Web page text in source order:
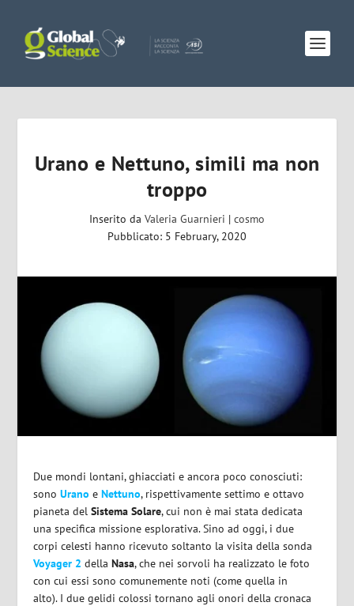
Urano e Nettuno, simili ma non
troppo
Inserito da Valeria Guarnieri | cosmo
Pubblicato: 5 February, 2020
Due mondi lontani, ghiacciati e ancora poco conosciuti:
sonoUrano eNettuno, rispettivamente settimo e ottavo
pianeta delSistema Solare, cui non è mai stata dedicata
una specifica missione esplorativa. Sino ad oggi, i due
corpi celesti hanno ricevuto soltanto la visita della sonda
Voyager 2 dellaNasa, che nei sorvoli ha realizzato le foto
con cui essi sono comunemente noti (come quella in
alto). I due gelidi colossi tornano agli onori della cronaca